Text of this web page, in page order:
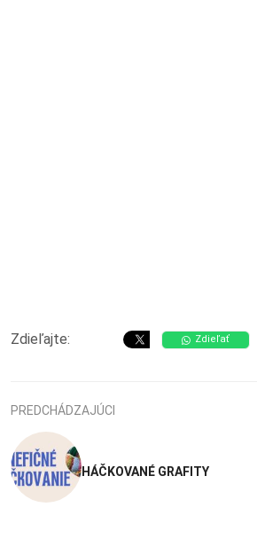
Zdieľajte: Zdieľať
PREDCHÁDZAJÚCI
HÁČKOVANÉ GRAFITY